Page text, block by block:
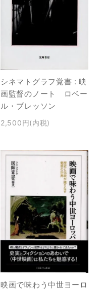
シネマトグラフ覚書 : 映
画監督のノート ロベー
ル・ブレッソン
2,500円(内税)
映画で味わう中世ヨーロ